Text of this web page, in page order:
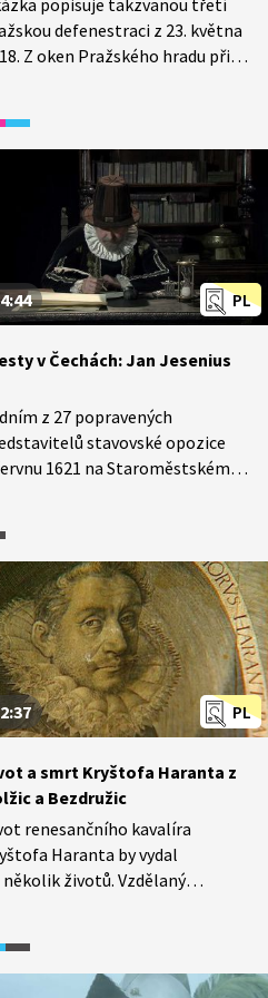
popisuje takzvanou třetí
defenestraci z 23. května
Z oken Pražského hradu při ní
a Jaroslav Bořita
Martinic a sekretář Filip Fabricius.
PL
v Čechách: Jan Jesenius
z 27 popravených
stavovské opozice
1621 na Staroměstském
si autor první veřejné pitvy
zemích vysloužil
Habsburků a proč dostal
trest? Může být člověk
za to, že je ve své době
Nebo když je ve špatný čas
špatném místě?
PL
a smrt Kryštofa Haranta z
a Bezdružic
renesančního kavalíra
Haranta by vydal
několik životů. Vzdělaný
hudebních skladeb,
literatury se zapsal svým